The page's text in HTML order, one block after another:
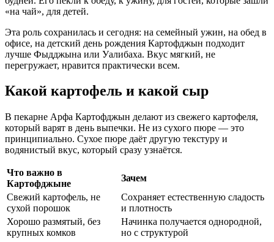
«на чай», для детей.
Эта роль сохранилась и сегодня: на семейный ужин, на обед в
офисе, на детский день рождения Картофджын подходит
лучше Фыдджына или Уалибаха. Вкус мягкий, не
перегружает, нравится практически всем.
Какой картофель и какой сыр
В пекарне Арфа Картофджын делают из свежего картофеля,
который варят в день выпечки. Не из сухого пюре — это
принципиально. Сухое пюре даёт другую текстуру и
водянистый вкус, который сразу узнаётся.
Что важно в
Картофджыне
Зачем
Свежий картофель, не
сухой порошок
Сохраняет естественную сладость
и плотность
Хорошо размятый, без
крупных комков
Начинка получается однородной,
но с структурой